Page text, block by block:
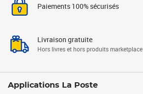
Paiements 100% sécurisés
Livraison gratuite
Hors livres et hors produits marketplace
Applications La Poste